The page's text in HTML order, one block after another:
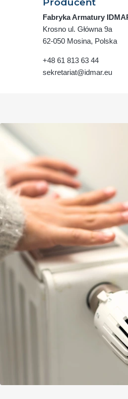
Fabryka Armatury
Krosno ul. Główna 9a
62-050 Mosina, Polska
+48 61 813 63 44
sekretariat@idmar.eu